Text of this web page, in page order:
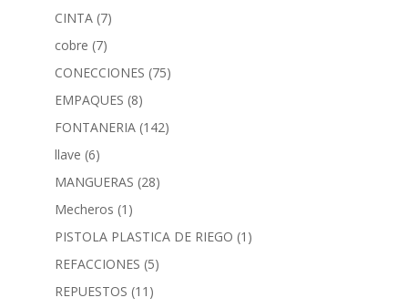
CINTA (7)
cobre (7)
CONECCIONES (75)
EMPAQUES (8)
FONTANERIA (142)
llave (6)
MANGUERAS (28)
Mecheros (1)
PISTOLA PLASTICA DE RIEGO (1)
REFACCIONES (5)
REPUESTOS (11)